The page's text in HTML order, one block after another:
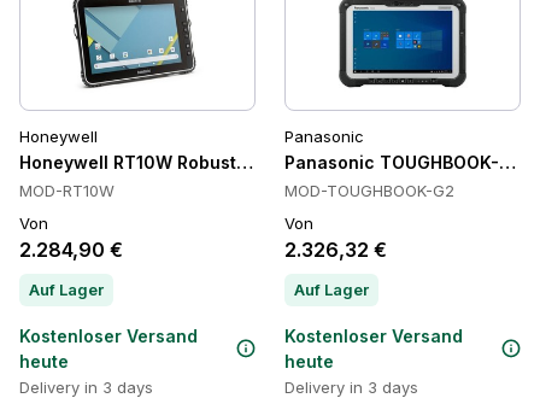
Honeywell
Honeywell RT10W Robust mit Windows-Tablets, Windows 10,
MOD-RT10W
Von
2.284,90 €
Auf Lager
Kostenloser Versand
heute
Delivery in 3 days
Panasonic
Panasonic TOUGHBOOK-G2
MOD-TOUGHBOOK-G2
Von
2.326,32 €
Auf Lager
Kostenloser Versand
heute
Delivery in 3 days